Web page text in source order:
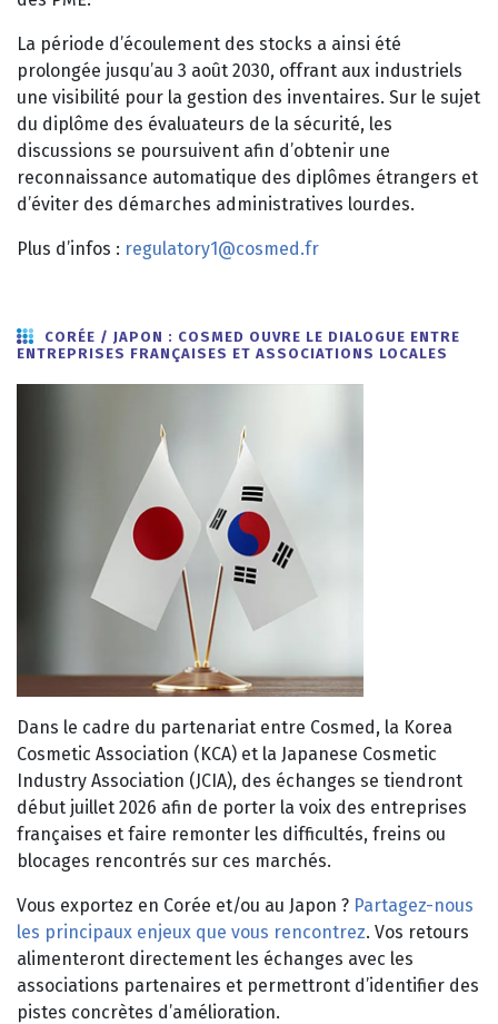
La période d’écoulement des stocks a ainsi été
prolongée jusqu’au 3 août 2030, offrant aux industriels
une visibilité pour la gestion des inventaires. Sur le sujet
du diplôme des évaluateurs de la sécurité, les
discussions se poursuivent afin d’obtenir une
reconnaissance automatique des diplômes étrangers et
d’éviter des démarches administratives lourdes.
Plus d’infos : regulatory1@cosmed.fr
CORÉE / JAPON : COSMED OUVRE LE DIALOGUE ENTRE
ENTREPRISES FRANÇAISES ET ASSOCIATIONS LOCALES
Dans le cadre du partenariat entre Cosmed, la Korea
Cosmetic Association (KCA) et la Japanese Cosmetic
Industry Association (JCIA), des échanges se tiendront
début juillet 2026 afin de porter la voix des entreprises
françaises et faire remonter les difficultés, freins ou
blocages rencontrés sur ces marchés.
Vous exportez en Corée et/ou au Japon ? Partagez-nous
les principaux enjeux que vous rencontrez. Vos retours
alimenteront directement les échanges avec les
associations partenaires et permettront d’identifier des
pistes concrètes d’amélioration.